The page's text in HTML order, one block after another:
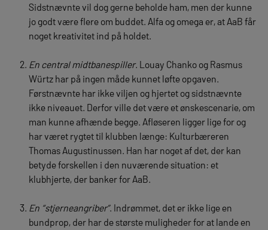
Sidstnævnte vil dog gerne beholde ham, men der kunne
jo godt være flere om buddet. Alfa og omega er, at AaB får
noget kreativitet ind på holdet.
En central midtbanespiller. Louay Chanko og Rasmus
Würtz har på ingen måde kunnet løfte opgaven.
Førstnævnte har ikke viljen og hjertet og sidstnævnte
ikke niveauet. Derfor ville det være et ønskescenarie, om
man kunne afhænde begge. Afløseren ligger lige for og
har været rygtet til klubben længe: Kulturbæreren
Thomas Augustinussen. Han har noget af det, der kan
betyde forskellen i den nuværende situation: et
klubhjerte, der banker for AaB.
En “stjerneangriber”. Indrømmet, det er ikke lige en
bundprop, der har de største muligheder for at lande en